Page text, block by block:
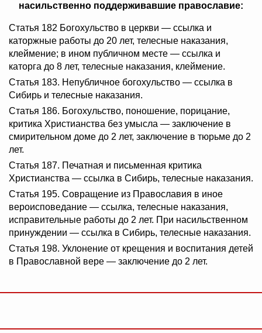
насильственно поддерживавшие православие:
Статья 182 Богохульство в церкви — ссылка и
каторжные работы до 20 лет, телесные наказания,
клеймение; в ином публичном месте — ссылка и
каторга до 8 лет, телесные наказания, клеймение.
Статья 183. Непубличное богохульство — ссылка в
Сибирь и телесные наказания.
Статья 186. Богохульство, поношение, порицание,
критика Христианства без умысла — заключение в
смирительном доме до 2 лет, заключение в тюрьме до 2
лет.
Статья 187. Печатная и письменная критика
Христианства — ссылка в Сибирь, телесные наказания.
Статья 195. Совращение из Православия в иное
вероисповедание — ссылка, телесные наказания,
исправительные работы до 2 лет. При насильственном
принуждении — ссылка в Сибирь, телесные наказания.
Статья 198. Уклонение от крещения и воспитания детей
в Православной вере — заключение до 2 лет.